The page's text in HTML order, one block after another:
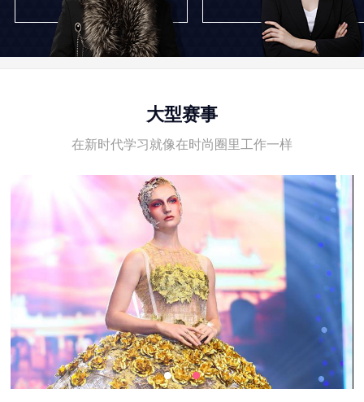
大型赛事
在新时代学习就像在时尚圈里工作一样